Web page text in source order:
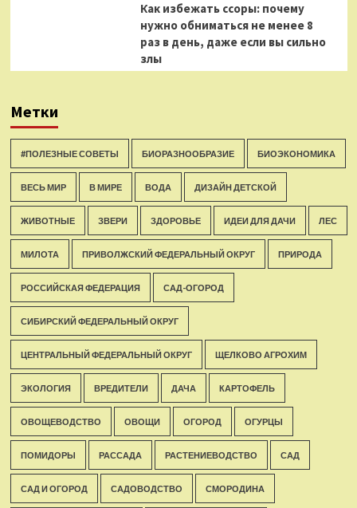
Как избежать ссоры: почему
нужно обниматься не менее 8
раз в день, даже если вы сильно
злы
Метки
#ПОЛЕЗНЫЕ СОВЕТЫ БИОРАЗНООБРАЗИЕ БИОЭКОНОМИКА
ВЕСЬ МИР В МИРЕ ВОДА ДИЗАЙН ДЕТСКОЙ
ЖИВОТНЫЕ ЗВЕРИ ЗДОРОВЬЕ ИДЕИ ДЛЯ ДАЧИ ЛЕС
МИЛОТА ПРИВОЛЖСКИЙ ФЕДЕРАЛЬНЫЙ ОКРУГ ПРИРОДА
РОССИЙСКАЯ ФЕДЕРАЦИЯ САД-ОГОРОД
СИБИРСКИЙ ФЕДЕРАЛЬНЫЙ ОКРУГ
ЦЕНТРАЛЬНЫЙ ФЕДЕРАЛЬНЫЙ ОКРУГ ЩЕЛКОВО АГРОХИМ
ЭКОЛОГИЯ ВРЕДИТЕЛИ ДАЧА КАРТОФЕЛЬ
ОВОЩЕВОДСТВО ОВОЩИ ОГОРОД ОГУРЦЫ
ПОМИДОРЫ РАССАДА РАСТЕНИЕВОДСТВО САД
САД И ОГОРОД САДОВОДСТВО СМОРОДИНА